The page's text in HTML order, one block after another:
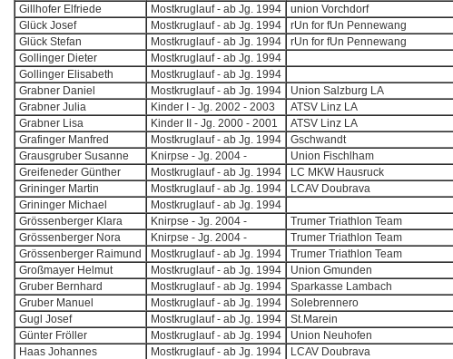
Gillhofer Elfriede
Mostkruglauf - ab Jg. 1994
union Vorchdorf
Glück Josef
Mostkruglauf - ab Jg. 1994
rUn for fUn Pennewang
Glück Stefan
Mostkruglauf - ab Jg. 1994
rUn for fUn Pennewang
Gollinger Dieter
Mostkruglauf - ab Jg. 1994
Gollinger Elisabeth
Mostkruglauf - ab Jg. 1994
Grabner Daniel
Mostkruglauf - ab Jg. 1994
Union Salzburg LA
Grabner Julia
Kinder I - Jg. 2002 - 2003
ATSV Linz LA
Grabner Lisa
Kinder II - Jg. 2000 - 2001
ATSV Linz LA
Grafinger Manfred
Mostkruglauf - ab Jg. 1994
Gschwandt
Grausgruber Susanne
Knirpse - Jg. 2004 -
Union Fischlham
Greifeneder Günther
Mostkruglauf - ab Jg. 1994
LC MKW Hausruck
Grininger Martin
Mostkruglauf - ab Jg. 1994
LCAV Doubrava
Grininger Michael
Mostkruglauf - ab Jg. 1994
Grössenberger Klara
Knirpse - Jg. 2004 -
Trumer Triathlon Team
Grössenberger Nora
Knirpse - Jg. 2004 -
Trumer Triathlon Team
Grössenberger Raimund
Mostkruglauf - ab Jg. 1994
Trumer Triathlon Team
Großmayer Helmut
Mostkruglauf - ab Jg. 1994
Union Gmunden
Gruber Bernhard
Mostkruglauf - ab Jg. 1994
Sparkasse Lambach
Gruber Manuel
Mostkruglauf - ab Jg. 1994
Solebrennero
Gugl Josef
Mostkruglauf - ab Jg. 1994
St.Marein
Günter Fröller
Mostkruglauf - ab Jg. 1994
Union Neuhofen
Haas Johannes
Mostkruglauf - ab Jg. 1994
LCAV Doubrava